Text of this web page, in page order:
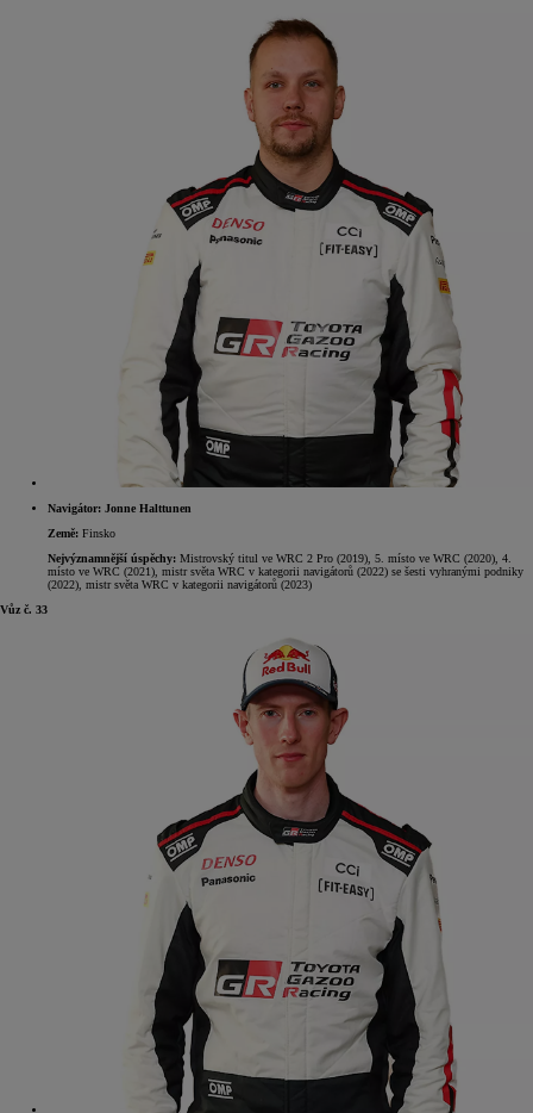
Navigátor: Jonne Halttunen
Země: Finsko
Nejvýznamnější úspěchy: Mistrovský titul ve WRC 2 Pro (2019), 5. místo ve WRC (2020), 4.
místo ve WRC (2021), mistr světa WRC v kategorii navigátorů (2022) se šesti vyhranými podniky
(2022), mistr světa WRC v kategorii navigátorů (2023)
Vůz č. 33